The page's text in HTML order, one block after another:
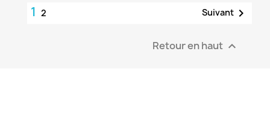
1 2 Suivant 
Retour en haut 